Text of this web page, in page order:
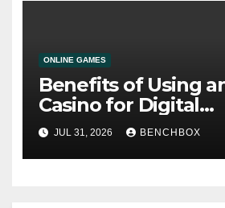
ONLINE GAMES
Benefits of Using
Casino for Digital
Entertainment
JUL 31, 2026 BENCHBOX